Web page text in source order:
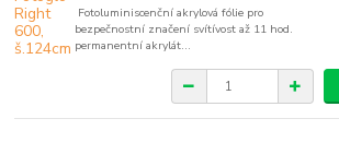
Fotoluminiscenční akrylová fólie pro
bezpečnostní značení svítívost až 11 hod.
permanentní akrylát...